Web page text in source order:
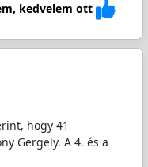
kedvelem ott
hogy 41
Gergely. A 4. és a